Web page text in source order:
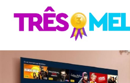
navigation
content